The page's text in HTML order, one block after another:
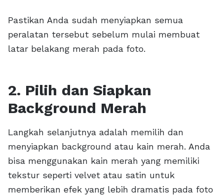
Pastikan Anda sudah menyiapkan semua
peralatan tersebut sebelum mulai membuat
latar belakang merah pada foto.
2. Pilih dan Siapkan
Background Merah
Langkah selanjutnya adalah memilih dan
menyiapkan background atau kain merah. Anda
bisa menggunakan kain merah yang memiliki
tekstur seperti velvet atau satin untuk
memberikan efek yang lebih dramatis pada foto